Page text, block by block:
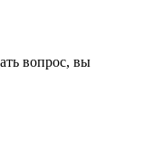
вопрос, вы